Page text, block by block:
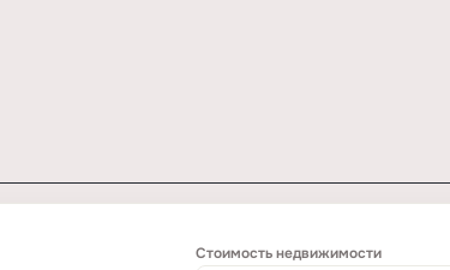
Стоимость недвижимости